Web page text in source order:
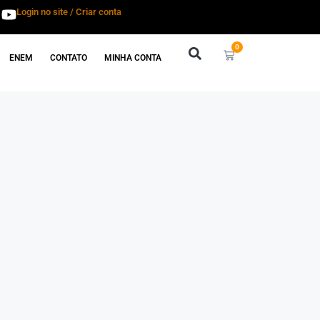
Login no site / Criar conta
ENEM CONTATO MINHA CONTA
0